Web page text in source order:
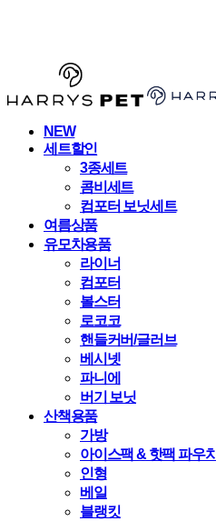
NEW
세트할인
3종세트
콤비세트
컴포터 보닛세트
여름상품
유모차용품
라이너
컴포터
볼스터
로코코
핸들커버/글러브
베시넷
파니에
버기 보닛
산책용품
가방
아이스팩 & 핫팩 파우치
인형
베일
블랭킷